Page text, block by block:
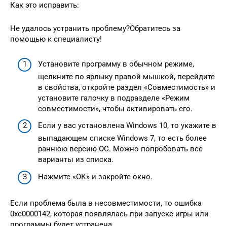
Как это исправить:
Не удалось устранить проблему?Обратитесь за
помощью к специалисту!
Установите программу в обычном режиме,
щелкните по ярлыку правой мышкой, перейдите
в свойства, откройте раздел «Совместимость» и
установите галочку в подразделе «Режим
совместимости», чтобы активировать его.
Если у вас установлена Windows 10, то укажите в
выпадающем списке Windows 7, то есть более
раннюю версию ОС. Можно попробовать все
варианты из списка.
Нажмите «ОК» и закройте окно.
Если проблема была в несовместимости, то ошибка
0xc0000142, которая появлялась при запуске игры или